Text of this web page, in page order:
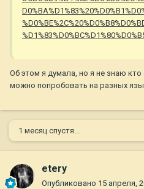
Об этом я думала, но я не знаю
можно попробовать на разных
1 месяц спустя...
etery
Опубликовано 15 апреля,